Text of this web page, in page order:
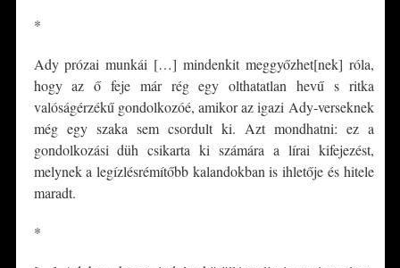
*
Ady prózai munkái […] mindenkit meggyőzhet[nek] róla,
hogy az ő feje már rég egy olthatatlan hevű s ritka
valóságérzékű gondolkozóé, amikor az igazi Ady-verseknek
még egy szaka sem csordult ki. Azt mondhatni: ez a
gondolkozási düh csikarta ki számára a lírai kifejezést,
melynek a legízlésrémítőbb kalandokban is ihletője és hitele
maradt.
*